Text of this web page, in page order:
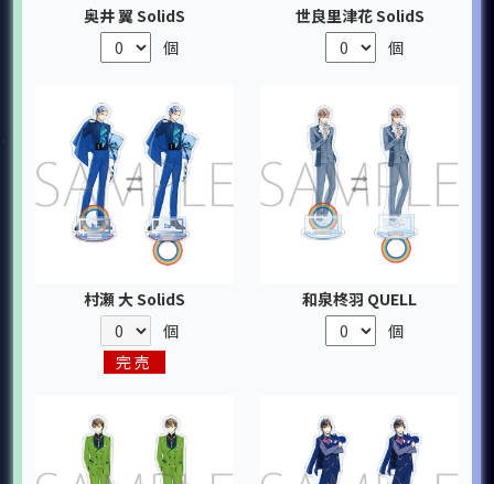
奥井 翼 SolidS
個
世良里津花 SolidS
個
村瀬 大 SolidS
個
完売
和泉柊羽 QUELL
個